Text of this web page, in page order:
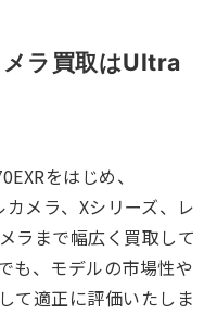
ラ買取はUltra
をはじめ、
メラ、Xシリーズ、レ
ラまで幅広く買取して
も、モデルの市場性や
て適正に評価いたしま